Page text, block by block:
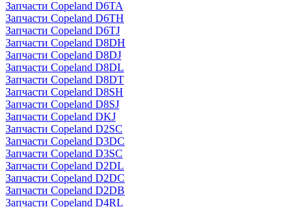
Запчасти Copeland D6TA
Запчасти Copeland D6TH
Запчасти Copeland D6TJ
Запчасти Copeland D8DH
Запчасти Copeland D8DJ
Запчасти Copeland D8DL
Запчасти Copeland D8DT
Запчасти Copeland D8SH
Запчасти Copeland D8SJ
Запчасти Copeland DKJ
Запчасти Copeland D2SC
Запчасти Copeland D3DC
Запчасти Copeland D3SC
Запчасти Copeland D2DL
Запчасти Copeland D2DC
Запчасти Copeland D2DB
Запчасти Copeland D4RL